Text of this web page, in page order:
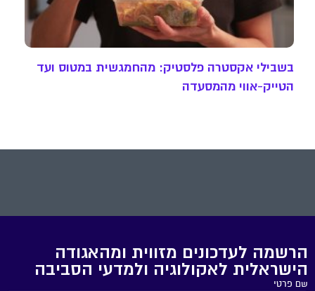
בשבילי אקסטרה פלסטיק: מהחמגשית במטוס ועד
הטייק-אווי מהמסעדה
הרשמה לעדכונים מזווית ומהאגודה
הישראלית לאקולוגיה ולמדעי הסביבה
שם פרטי